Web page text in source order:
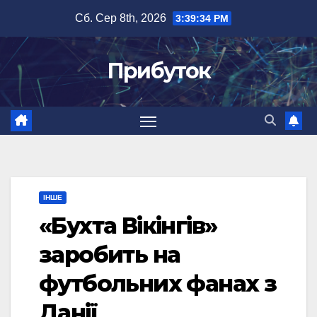
вмісту
Сб. Сер 8th, 2026 3:39:35 PM
Прибуток
ІНШЕ
«Бухта Вікінгів»
заробить на
футбольних фанах з